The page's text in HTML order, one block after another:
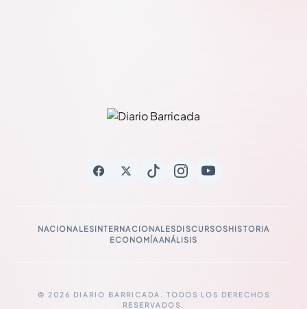
NACIONALESINTERNACIONALESDISCURSOSHISTORIA
ECONOMÍAANÁLISIS
© 2026 DIARIO BARRICADA. TODOS LOS DERECHOS
RESERVADOS.